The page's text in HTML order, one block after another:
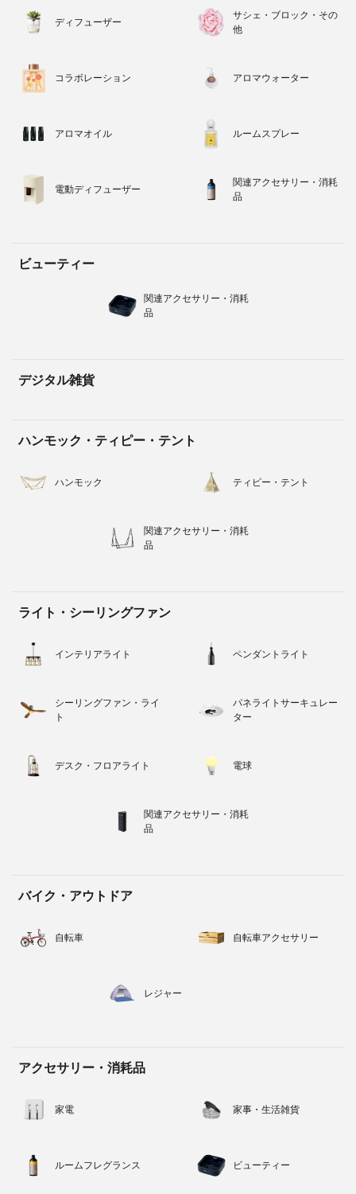
ディフューザー
サシェ・ブロック・その
他
コラボレーション アロマウォーター
アロマオイル ルームスプレー
電動ディフューザー
関連アクセサリー・消耗
品
ビューティー
関連アクセサリー・消耗
品
デジタル雑貨
ハンモック・ティピー・テント
ハンモック ティピー・テント
関連アクセサリー・消耗
品
ライト・シーリングファン
インテリアライト ペンダントライト
シーリングファン・ライ
ト
パネライトサーキュレー
ター
デスク・フロアライト 電球
関連アクセサリー・消耗
品
バイク・アウトドア
自転車 自転車アクセサリー
レジャー
アクセサリー・消耗品
家電 家事・生活雑貨
ルームフレグランス ビューティー